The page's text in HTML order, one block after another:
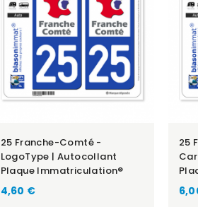
25 Franche-Comté -
LogoType | Autocollant
Plaque Immatriculation®
4,60 €
25